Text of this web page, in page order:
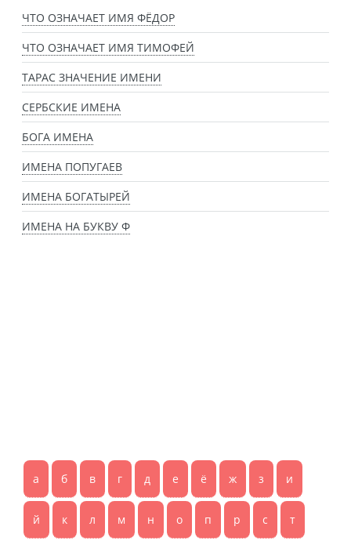
ЧТО ОЗНАЧАЕТ ИМЯ ФЁДОР
ЧТО ОЗНАЧАЕТ ИМЯ ТИМОФЕЙ
ТАРАС ЗНАЧЕНИЕ ИМЕНИ
СЕРБСКИЕ ИМЕНА
БОГА ИМЕНА
ИМЕНА ПОПУГАЕВ
ИМЕНА БОГАТЫРЕЙ
ИМЕНА НА БУКВУ Ф
а б в г д е ё ж з и
й к л м н о п р с т